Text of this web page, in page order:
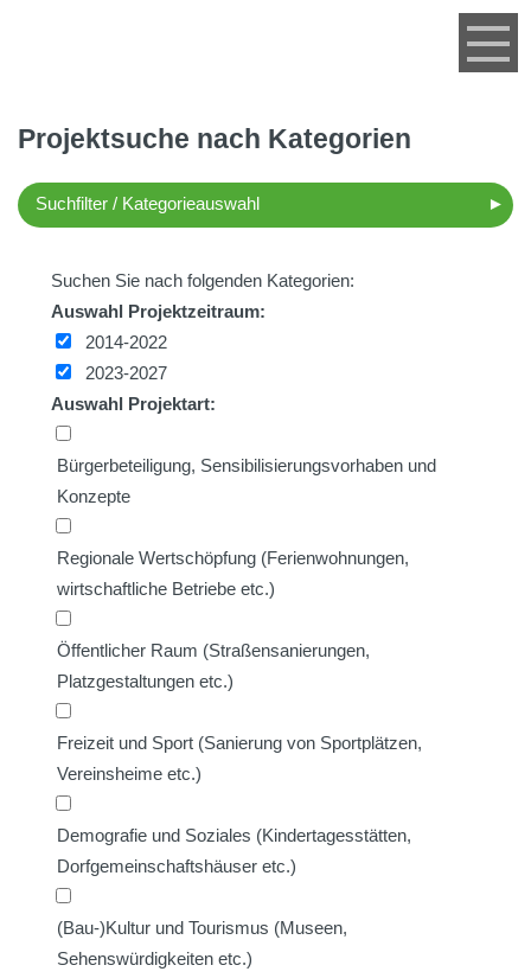
Menü
Projektsuche nach Kategorien
Suchfilter / Kategorieauswahl
Suchen Sie nach folgenden Kategorien:
2014-2022
2023-2027
Bürgerbeteiligung, Sensibilisierungsvorhaben und
Konzepte
Regionale Wertschöpfung (Ferienwohnungen,
wirtschaftliche Betriebe etc.)
Öffentlicher Raum (Straßensanierungen,
Platzgestaltungen etc.)
Freizeit und Sport (Sanierung von Sportplätzen,
Vereinsheime etc.)
Demografie und Soziales (Kindertagesstätten,
Dorfgemeinschaftshäuser etc.)
(Bau-)Kultur und Tourismus (Museen,
Sehenswürdigkeiten etc.)